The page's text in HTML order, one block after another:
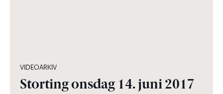
VIDEOARKIV
Storting onsdag 14. juni 2017